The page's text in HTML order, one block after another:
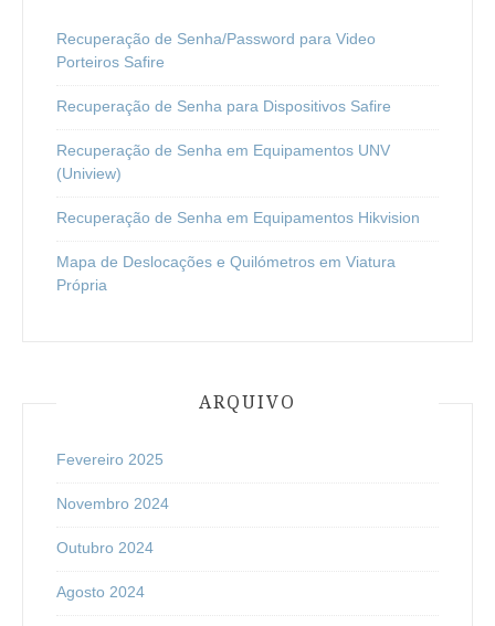
Recuperação de Senha/Password para Video
Porteiros Safire
Recuperação de Senha para Dispositivos Safire
Recuperação de Senha em Equipamentos UNV
(Uniview)
Recuperação de Senha em Equipamentos Hikvision
Mapa de Deslocações e Quilómetros em Viatura
Própria
ARQUIVO
Fevereiro 2025
Novembro 2024
Outubro 2024
Agosto 2024